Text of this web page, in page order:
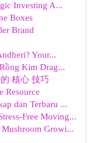
Investing A...
Boxes
Brand
Your...
Kim Drag...
核心 技巧
Resource
dan Terbaru ...
Free Moving...
Growi...